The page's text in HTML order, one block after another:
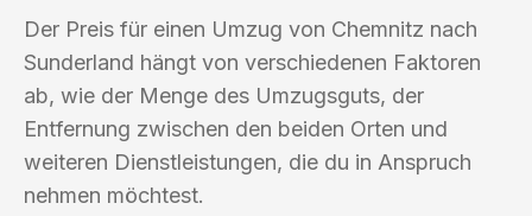
Der Preis für einen Umzug von Chemnitz nach
Sunderland hängt von verschiedenen Faktoren
ab, wie der Menge des Umzugsguts, der
Entfernung zwischen den beiden Orten und
weiteren Dienstleistungen, die du in Anspruch
nehmen möchtest.